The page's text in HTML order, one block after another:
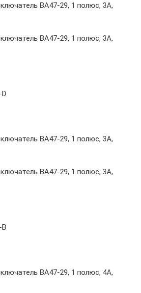
ВА47-29, 1 полюс, 3А,
ВА47-29, 1 полюс, 3А,
ВА47-29, 1 полюс, 3А,
ВА47-29, 1 полюс, 3А,
ВА47-29, 1 полюс, 4А,